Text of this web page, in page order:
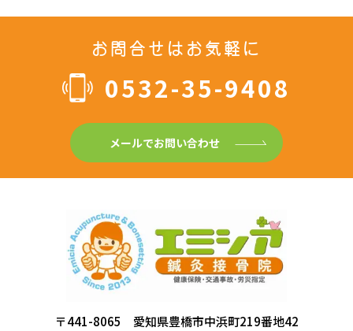
お問合せはお気軽に
0532-35-9408
メールでお問い合わせ
〒441-8065 愛知県豊橋市中浜町219番地42